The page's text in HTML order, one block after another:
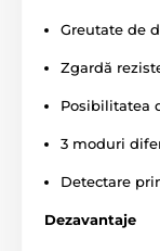
început, apoi
Greutate de
Zgardă
Posibilitatea
3 moduri
Detectare
Dezavantaje